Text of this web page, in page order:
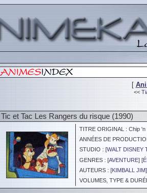
[
<<
Tic et Tac Les Rangers du risque (1990)
TITRE ORIGINAL : Chip
ANNÉES DE
STUDIO : [WALT DISNEY
GENRES : [AVENTURE] [
AUTEURS : [KIMBALL JIM
VOLUMES, TYPE &